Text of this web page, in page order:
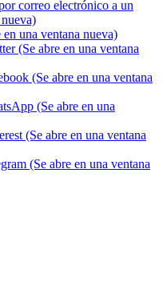
correo electrónico a un
una ventana nueva)
(Se abre en una ventana
(Se abre en una ventana
(Se abre en una
(Se abre en una ventana
(Se abre en una ventana